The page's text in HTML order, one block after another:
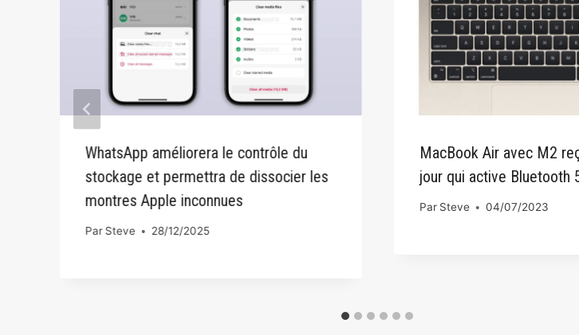
WhatsApp améliorera le contrôle du
stockage et permettra de dissocier les
montres Apple inconnues
ParSteve 28/12/2025
MacBook Air avec M2
jour qui active Bluetooth
Par Steve 04/07/2023